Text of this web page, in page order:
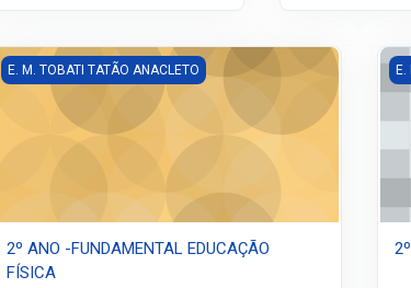
2º ANO -FUNDAMENTAL EDUCAÇÃO FÍSICA
E. M. TOBATI TATÃO ANACLETO
2º ANO -FUNDAMENTAL EDUCAÇÃO
FÍSICA
2º